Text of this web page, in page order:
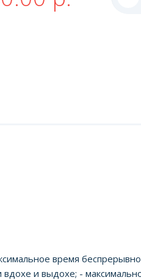
время
и выдохе; -